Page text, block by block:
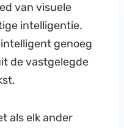
van visuele
intelligentie.
genoeg
de vastgelegde
als elk ander